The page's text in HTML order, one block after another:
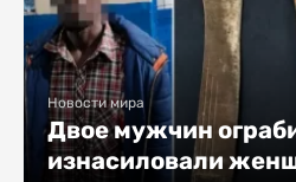
Новости мира
Двое мужчин
изнасиловали